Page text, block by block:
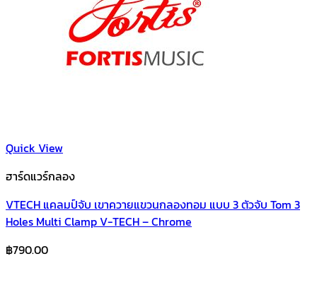
Quick View
ฮาร์ดแวร์กลอง
VTECH แคลมป์จับ เขาควายแขวนกลองทอม แบบ 3 ตัวจับ Tom 3
Holes Multi Clamp V-TECH – Chrome
฿790.00